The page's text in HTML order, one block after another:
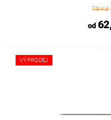
78 Kč
od
VÝPRODEJ